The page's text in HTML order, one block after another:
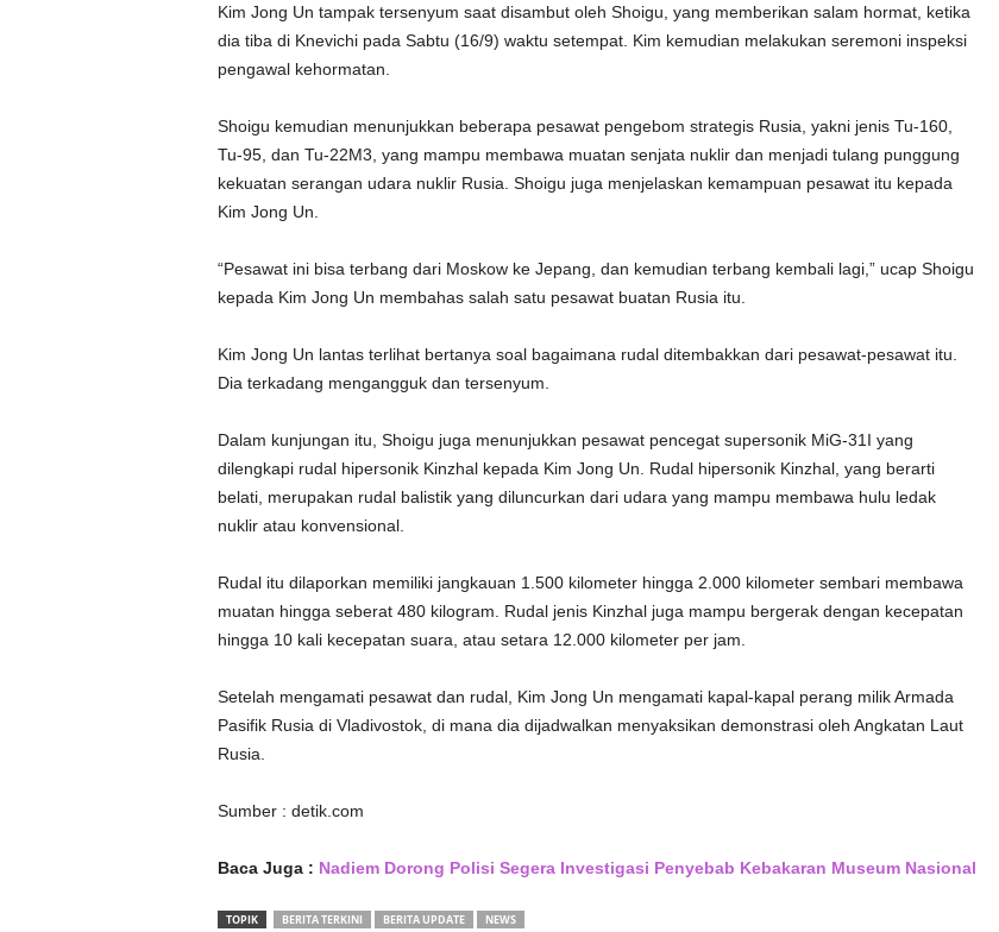
Kim Jong Un tampak tersenyum saat disambut oleh Shoigu, yang memberikan salam hormat, ketika
dia tiba di Knevichi pada Sabtu (16/9) waktu setempat. Kim kemudian melakukan seremoni inspeksi
pengawal kehormatan.
Shoigu kemudian menunjukkan beberapa pesawat pengebom strategis Rusia, yakni jenis Tu-160,
Tu-95, dan Tu-22M3, yang mampu membawa muatan senjata nuklir dan menjadi tulang punggung
kekuatan serangan udara nuklir Rusia. Shoigu juga menjelaskan kemampuan pesawat itu kepada
Kim Jong Un.
“Pesawat ini bisa terbang dari Moskow ke Jepang, dan kemudian terbang kembali lagi,” ucap Shoigu
kepada Kim Jong Un membahas salah satu pesawat buatan Rusia itu.
Kim Jong Un lantas terlihat bertanya soal bagaimana rudal ditembakkan dari pesawat-pesawat itu.
Dia terkadang mengangguk dan tersenyum.
Dalam kunjungan itu, Shoigu juga menunjukkan pesawat pencegat supersonik MiG-31I yang
dilengkapi rudal hipersonik Kinzhal kepada Kim Jong Un. Rudal hipersonik Kinzhal, yang berarti
belati, merupakan rudal balistik yang diluncurkan dari udara yang mampu membawa hulu ledak
nuklir atau konvensional.
Rudal itu dilaporkan memiliki jangkauan 1.500 kilometer hingga 2.000 kilometer sembari membawa
muatan hingga seberat 480 kilogram. Rudal jenis Kinzhal juga mampu bergerak dengan kecepatan
hingga 10 kali kecepatan suara, atau setara 12.000 kilometer per jam.
Setelah mengamati pesawat dan rudal, Kim Jong Un mengamati kapal-kapal perang milik Armada
Pasifik Rusia di Vladivostok, di mana dia dijadwalkan menyaksikan demonstrasi oleh Angkatan Laut
Rusia.
Sumber : detik.com
Baca Juga : Nadiem Dorong Polisi Segera Investigasi Penyebab Kebakaran Museum Nasional
TOPIK BERITA TERKINI BERITA UPDATE NEWS